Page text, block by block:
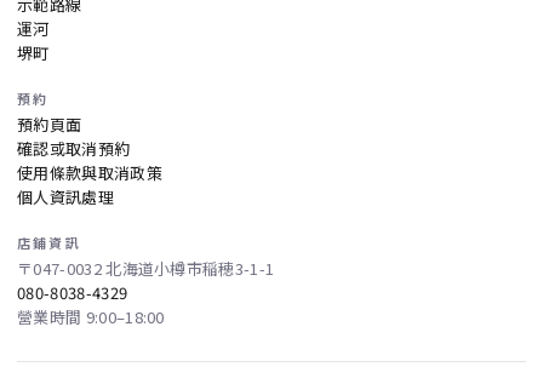
運河
堺町
預約
預約頁面
確認或取消預約
使用條款與取消政策
個人資訊處理
店鋪資訊
〒047-0032 北海道小樽市稲穂3-1-1
080-8038-4329
營業時間 9:00–18:00